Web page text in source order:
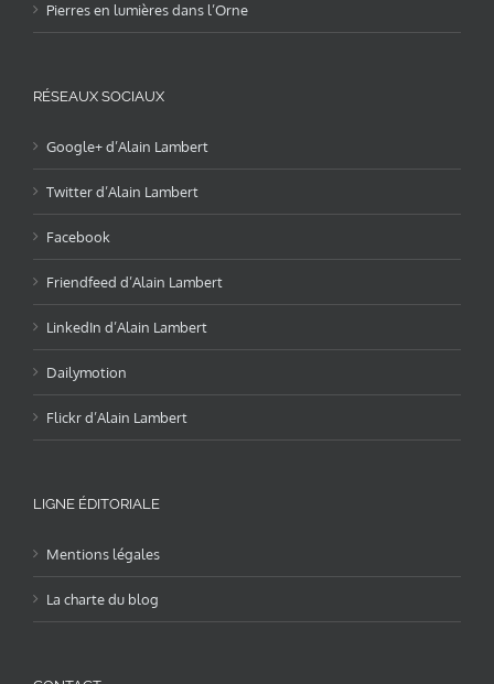
Pierres en lumières dans l’Orne
RÉSEAUX SOCIAUX
Google+ d’Alain Lambert
Twitter d’Alain Lambert
Facebook
Friendfeed d’Alain Lambert
LinkedIn d’Alain Lambert
Dailymotion
Flickr d’Alain Lambert
LIGNE ÉDITORIALE
Mentions légales
La charte du blog